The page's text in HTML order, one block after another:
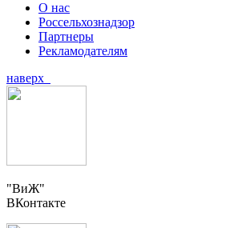
О нас
Россельхознадзор
Партнеры
Рекламодателям
наверх
"ВиЖ"
ВКонтакте